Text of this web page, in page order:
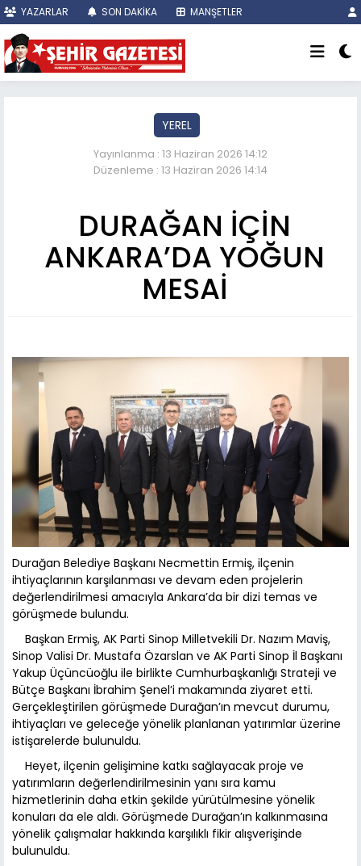
YAZARLAR SON DAKİKA MANŞETLER
YEREL
Yayınlanma : 13 Haziran 2026 14:12
Düzenleme : 13 Haziran 2026 14:14
DURAĞAN İÇİN
ANKARA’DA YOĞUN
MESAİ
Durağan Belediye Başkanı Necmettin Ermiş, ilçenin
ihtiyaçlarının karşılanması ve devam eden projelerin
değerlendirilmesi amacıyla Ankara’da bir dizi temas ve
görüşmede bulundu.
Başkan Ermiş, AK Parti Sinop Milletvekili Dr. Nazım Maviş,
Sinop Valisi Dr. Mustafa Özarslan ve AK Parti Sinop İl Başkanı
Yakup Üçüncüoğlu ile birlikte Cumhurbaşkanlığı Strateji ve
Bütçe Başkanı İbrahim Şenel’i makamında ziyaret etti.
Gerçekleştirilen görüşmede Durağan’ın mevcut durumu,
ihtiyaçları ve geleceğe yönelik planlanan yatırımlar üzerine
istişarelerde bulunuldu.
Heyet, ilçenin gelişimine katkı sağlayacak proje ve
yatırımların değerlendirilmesinin yanı sıra kamu
hizmetlerinin daha etkin şekilde yürütülmesine yönelik
konuları da ele aldı. Görüşmede Durağan’ın kalkınmasına
yönelik çalışmalar hakkında karşılıklı fikir alışverişinde
bulunuldu.